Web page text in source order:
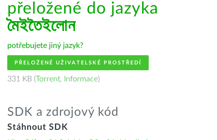
přeložené do jazyka
মৈইতৈইলোন
potřebujete jiný jazyk?
PŘELOŽENÉ UŽIVATELSKÉ PROSTŘEDÍ
331 KB (Torrent, Informace)
SDK a zdrojový kód
Stáhnout SDK